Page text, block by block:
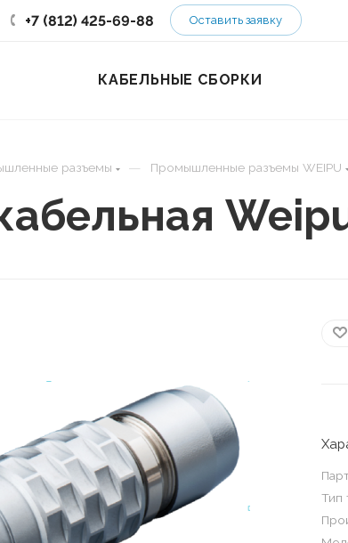
+7 (812) 425-69-88 Оставить заявку
КАБЕЛЬНЫЕ СБОРКИ
разъемы — Промышленные разъемы WEIPU
Тип